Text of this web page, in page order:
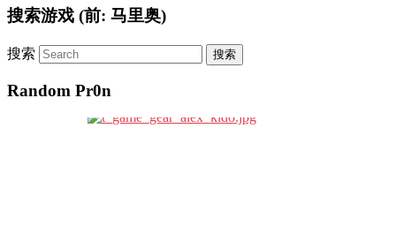
搜索游戏 (前: 马里奥)
搜索
Random Pr0n